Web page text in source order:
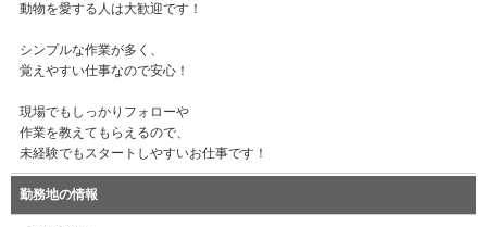
動物を愛する人は大歓迎です！
シンプルな作業が多く、
覚えやすい仕事なので安心！
現場でもしっかりフォローや
作業を教えてもらえるので、
未経験でもスタートしやすいお仕事です！
勤務地の情報